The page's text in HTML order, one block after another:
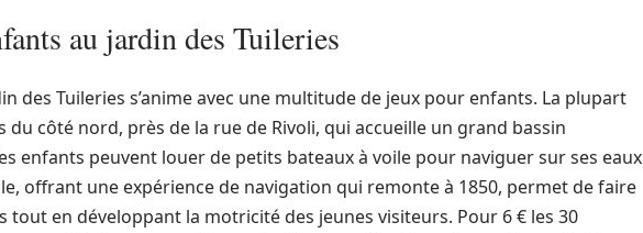
au jardin des Tuileries
des Tuileries s’anime avec une multitude de jeux pour enfants. La plupart
du côté nord, près de la rue de Rivoli, qui accueille un grand bassin
enfants peuvent louer de petits bateaux à voile pour naviguer sur ses eaux
offrant une expérience de navigation qui remonte à 1850, permet de faire
tout en développant la motricité des jeunes visiteurs. Pour 6 € les 30